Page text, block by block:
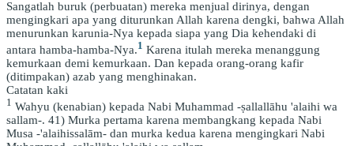
Sangatlah buruk (perbuatan) mereka menjual dirinya, dengan
mengingkari apa yang diturunkan Allah karena dengki, bahwa Allah
menurunkan karunia-Nya kepada siapa yang Dia kehendaki di
antara hamba-hamba-Nya.1 Karena itulah mereka menanggung
kemurkaan demi kemurkaan. Dan kepada orang-orang kafir
(ditimpakan) azab yang menghinakan.
Catatan kaki
1 Wahyu (kenabian) kepada Nabi Muhammad -ṣallallāhu 'alaihi wa
sallam-. 41) Murka pertama karena membangkang kepada Nabi
Musa -'alaihissalām- dan murka kedua karena mengingkari Nabi